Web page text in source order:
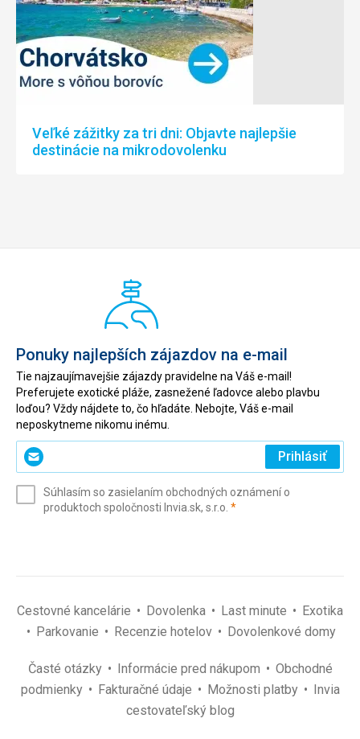
Veľké zážitky za tri dni: Objavte najlepšie
destinácie na mikrodovolenku
Ponuky najlepších zájazdov na e-mail
Tie najzaujímavejšie zájazdy pravidelne na Váš e-mail!
Preferujete exotické pláže, zasnežené ľadovce alebo plavbu
loďou? Vždy nájdete to, čo hľadáte. Nebojte, Váš e-mail
neposkytneme nikomu inému.
Zadajte
svoj
(povinné)
Prihlásiť
Súhlasím so zasielaním obchodných oznámení o
produktoch spoločnosti Invia.sk, s.r.o. *(povinné)
Cestovné kancelárie Dovolenka Last minute
Exotika
Parkovanie
Recenzie hotelov Dovolenkové domy
Časté otázky Informácie pred nákupom
Obchodné
podmienky
Fakturačné údaje Možnosti platby
Invia
cestovateľský blog